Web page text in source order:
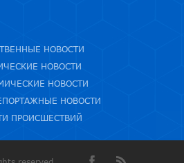
НОВОСТИ
НОВОСТИ
НОВОСТИ
НОВОСТИ
ПРОИСШЕСТВИЙ